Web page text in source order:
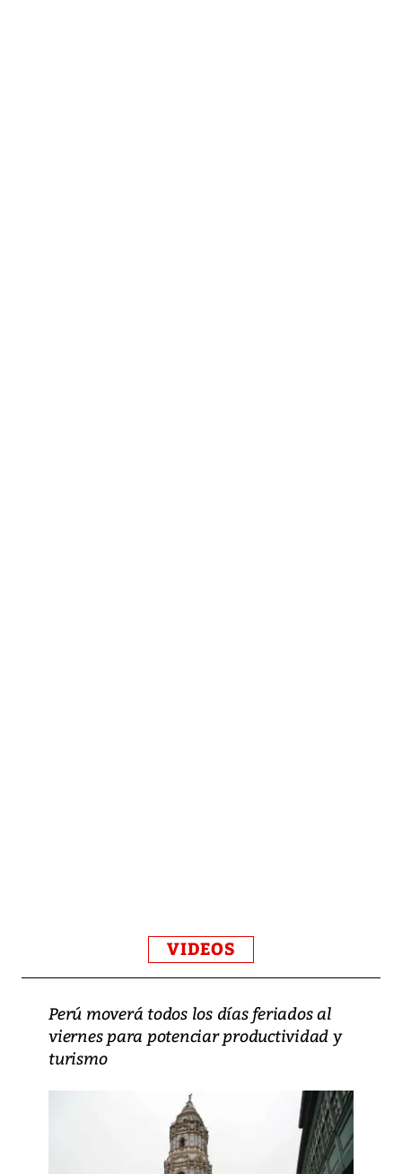
VIDEOS
Perú moverá todos los días feriados al
viernes para potenciar productividad y
turismo